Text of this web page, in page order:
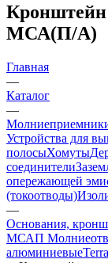
Кронштейн
МСА(П/А)
Главная
—
Каталог
—
Устройства для
полосыХомуты
соединители
опережающей
(токоотводы)
—
Основания,
МСАП
алюминиевые